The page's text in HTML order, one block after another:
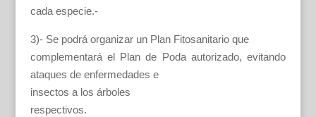
cada especie.-
3)- Se podrá organizar un Plan Fitosanitario que
complementará el Plan de Poda autorizado, evitando
ataques de enfermedades e
insectos a los árboles
respectivos.